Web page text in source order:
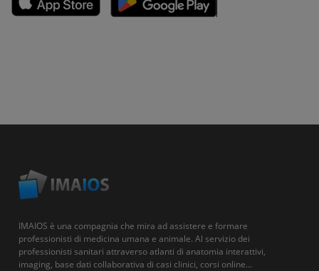
IMAIOS è una compagnia che mira ad assistere e formare
professionisti di medicina umana e animale. Al servizio dei
professionisti sanitari attraverso atlanti di anatomia interattivi,
imaging, base dati collaborativa di casi clinici, corsi online...